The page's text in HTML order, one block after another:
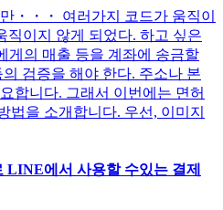
・・・ 여러가지 코드가 움직이
직이지 않게 되었다. 하고 싶은
게의 매출 등을 계좌에 송금할
검증을 해야 한다. 주소나 본
합니다. 그래서 이번에는 면허
법을 소개합니다. 우선, 이미지
에서 사용할 수있는 결제